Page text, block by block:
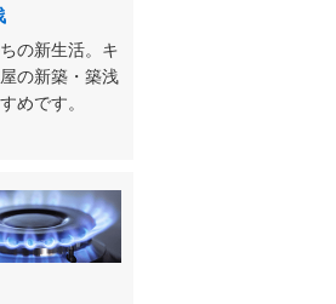
の新生活。キ
の新築・築浅
めです。